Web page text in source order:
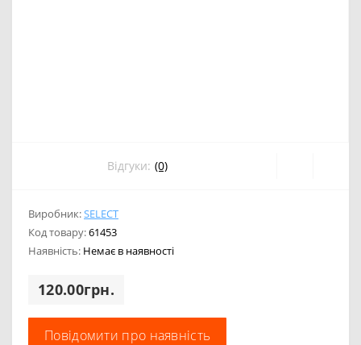
Відгуки: (0)
Виробник:SELECT
Код товару:61453
Наявність: Немає в наявності
120.00грн.
Повідомити про наявність